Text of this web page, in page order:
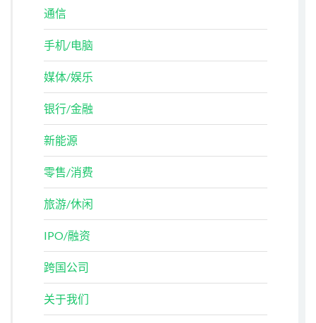
通信
手机/电脑
媒体/娱乐
银行/金融
新能源
零售/消费
旅游/休闲
IPO/融资
跨国公司
关于我们